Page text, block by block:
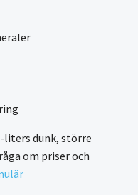
liters dunk, större
om priser och